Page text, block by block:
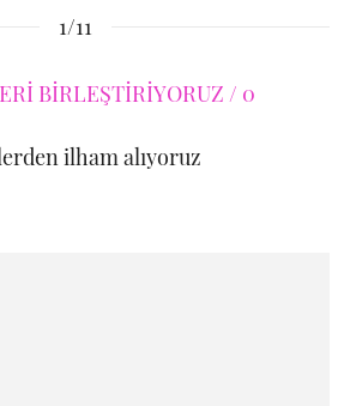
1/11
ilham alıyoruz